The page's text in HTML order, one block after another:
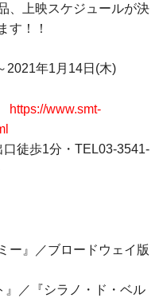
、上映スケジュールが決
す！！
2021年1月14日(木)
https://www.smt-
歩1分・TEL03-3541-
ー』／ブロードウェイ版
シラノ・ド・ベル